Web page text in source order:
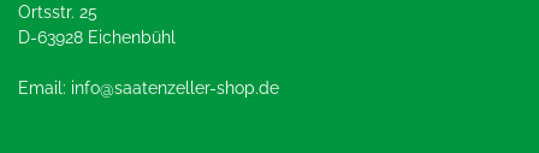
Ortsstr. 25
D-63928 Eichenbühl
Email: info@saatenzeller-shop.de